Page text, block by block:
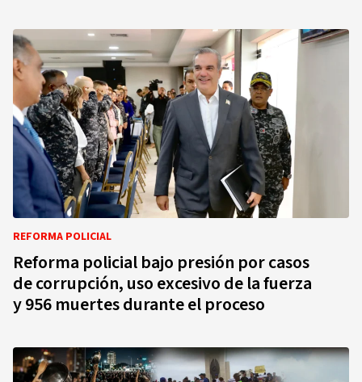
REFORMA POLICIAL
Reforma policial bajo presión por casos
de corrupción, uso excesivo de la fuerza
y 956 muertes durante el proceso